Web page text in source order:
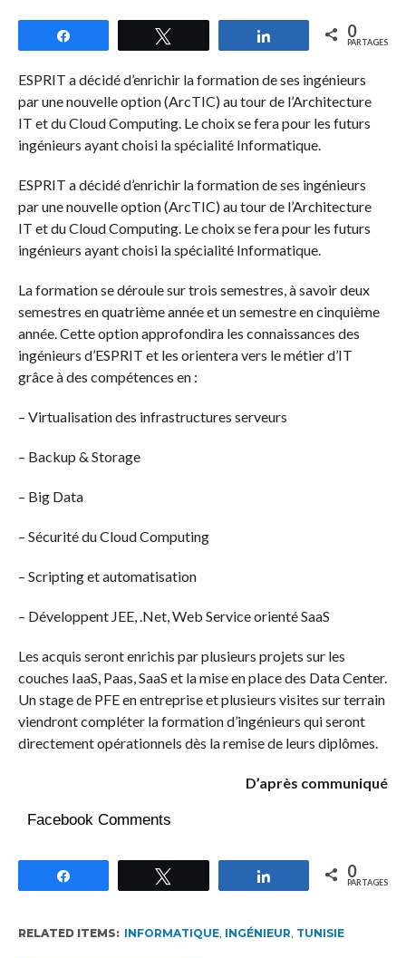
Partagez 0
PARTAGES
ESPRIT a décidé d’enrichir la formation de ses ingénieurs
par une nouvelle option (ArcTIC) au tour de l’Architecture
IT et du Cloud Computing. Le choix se fera pour les futurs
ingénieurs ayant choisi la spécialité Informatique.
ESPRIT a décidé d’enrichir la formation de ses ingénieurs
par une nouvelle option (ArcTIC) au tour de l’Architecture
IT et du Cloud Computing. Le choix se fera pour les futurs
ingénieurs ayant choisi la spécialité Informatique.
La formation se déroule sur trois semestres, à savoir deux
semestres en quatrième année et un semestre en cinquième
année. Cette option approfondira les connaissances des
ingénieurs d’ESPRIT et les orientera vers le métier d’IT
grâce à des compétences en :
– Virtualisation des infrastructures serveurs
– Backup & Storage
– Big Data
– Sécurité du Cloud Computing
– Scripting et automatisation
– Développent JEE, .Net, Web Service orienté SaaS
Les acquis seront enrichis par plusieurs projets sur les
couches IaaS, Paas, SaaS et la mise en place des Data Center.
Un stage de PFE en entreprise et plusieurs visites sur terrain
viendront compléter la formation d’ingénieurs qui seront
directement opérationnels dès la remise de leurs diplômes.
D’après communiqué
Facebook Comments
Partagez 0
PARTAGES
RELATED ITEMS: INFORMATIQUE, INGÉNIEUR, TUNISIE